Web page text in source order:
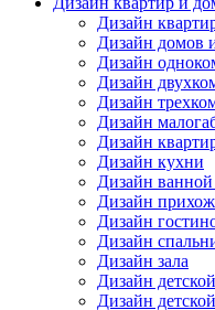
Дизайн
Дизайн домов
Дизайн
Дизайн
Дизайн
Дизайн
Дизайн
Дизайн кухни
Дизайн
Дизайн
Дизайн
Дизайн
Дизайн зала
Дизайн
Дизайн